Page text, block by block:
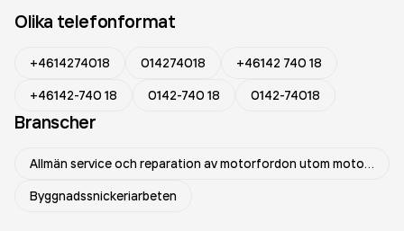
Olika telefonformat
+4614274018 014274018
+46142 740 18
+46142-740 18
0142-740 18 0142-74018
Branscher
Allmän service och reparation av motorfordon utom motorcyklar
Byggnadssnickeriarbeten